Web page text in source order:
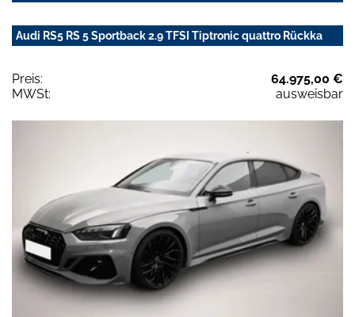
Audi RS5 RS 5 Sportback 2.9 TFSI Tiptronic quattro Rückka
Preis:
64.975,00 €
MWSt:
ausweisbar